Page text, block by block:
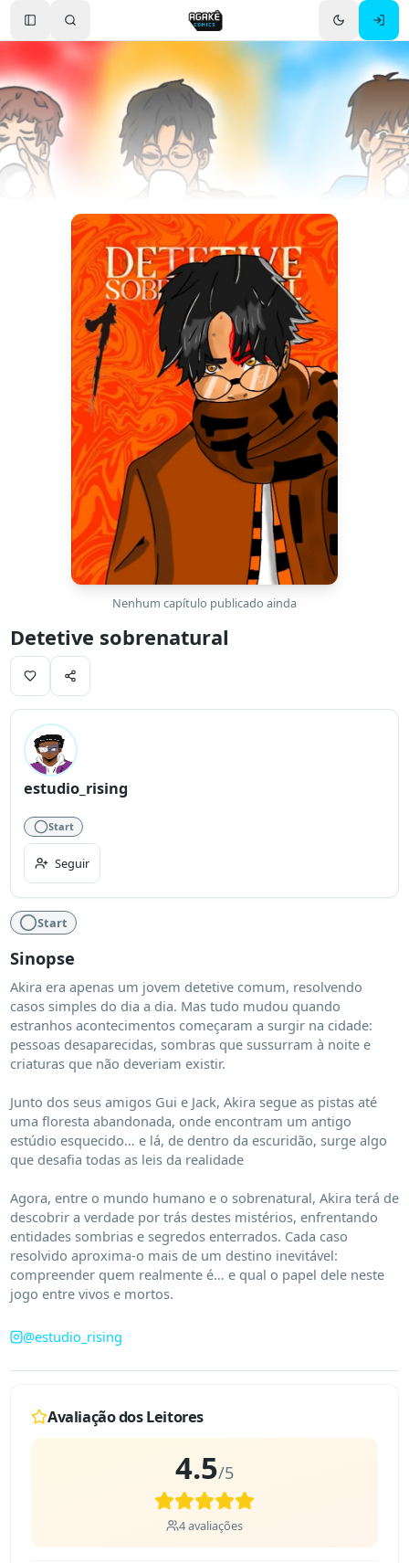
Toggle Sidebar
Nenhum capítulo publicado ainda
Detetive sobrenatural
estudio_rising
Start
Seguir
Start
Sinopse
Akira era apenas um jovem detetive comum, resolvendo
casos simples do dia a dia. Mas tudo mudou quando
estranhos acontecimentos começaram a surgir na cidade:
pessoas desaparecidas, sombras que sussurram à noite e
criaturas que não deveriam existir.
Junto dos seus amigos Gui e Jack, Akira segue as pistas até
uma floresta abandonada, onde encontram um antigo
estúdio esquecido… e lá, de dentro da escuridão, surge algo
que desafia todas as leis da realidade
Agora, entre o mundo humano e o sobrenatural, Akira terá de
descobrir a verdade por trás destes mistérios, enfrentando
entidades sombrias e segredos enterrados. Cada caso
resolvido aproxima-o mais de um destino inevitável:
compreender quem realmente é… e qual o papel dele neste
jogo entre vivos e mortos.
@estudio_rising
Avaliação dos Leitores
4.5/5
4avaliações